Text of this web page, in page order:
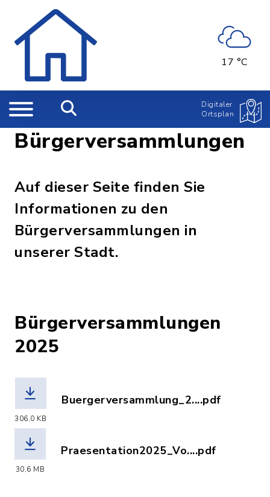
17 °C
Digitaler
Ortsplan
Bürgerversammlungen
Auf dieser Seite finden Sie
Informationen zu den
Bürgerversammlungen in
unserer Stadt.
Bürgerversammlungen
2025
306,0 KB
Buergerversammlung_2....pdf
30,6 MB
Praesentation2025_Vo....pdf